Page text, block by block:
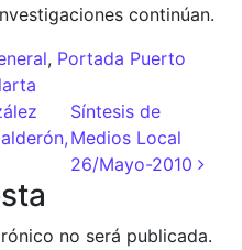
continúan.
, Portada Puerto
entradas
Síntesis de
Medios Local
26/Mayo-2010
no será publicada.